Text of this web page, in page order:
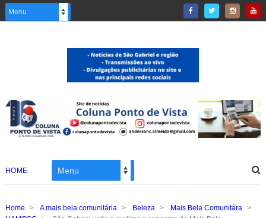
HOME
Home > A mais bela comunitária > Beleza > Mais Bela Comunitára >